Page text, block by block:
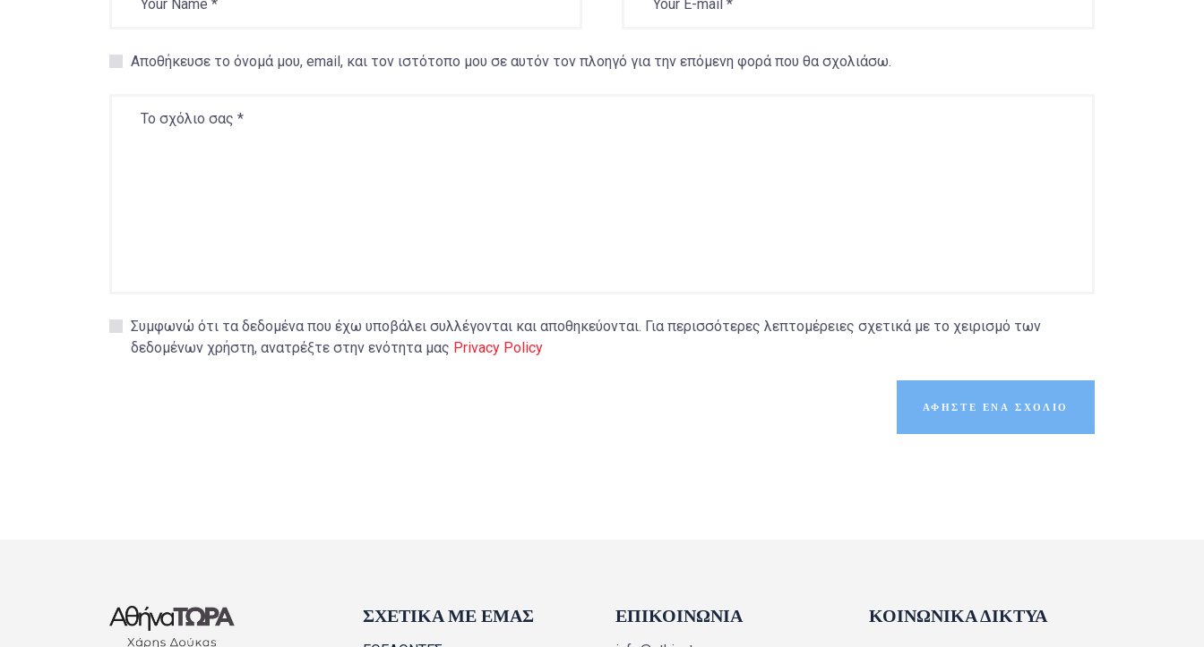
Αποθήκευσε το όνομά μου, email, και τον ιστότοπο μου σε αυτόν τον πλοηγό για την επόμενη φορά που θα σχολιάσω.
Συμφωνώ ότι τα δεδομένα που έχω υποβάλει συλλέγονται και αποθηκεύονται. Για περισσότερες λεπτομέρειες σχετικά με το χειρισμό των
δεδομένων χρήστη, ανατρέξτε στην ενότητα μας Privacy Policy
ΣΧΕΤΙΚΑ ΜΕ ΕΜΑΣ ΕΠΙΚΟΙΝΩΝΙΑ ΚΟΙΝΩΝΙΚΑ ΔΙΚΤΥΑ